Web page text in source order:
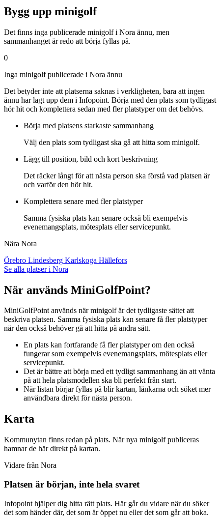
Bygg upp minigolf
Det finns inga publicerade minigolf i Nora ännu, men
sammanhanget är redo att börja fyllas på.
0
Inga minigolf publicerade i Nora ännu
Det betyder inte att platserna saknas i verkligheten, bara att ingen
ännu har lagt upp dem i Infopoint. Börja med den plats som tydligast
hör hit och komplettera sedan med fler platstyper om det behövs.
Börja med platsens starkaste sammanhang
Välj den plats som tydligast ska gå att hitta som minigolf.
Lägg till position, bild och kort beskrivning
Det räcker långt för att nästa person ska förstå vad platsen är
och varför den hör hit.
Komplettera senare med fler platstyper
Samma fysiska plats kan senare också bli exempelvis
evenemangsplats, mötesplats eller servicepunkt.
Nära Nora
Örebro Lindesberg Karlskoga Hällefors
Se alla platser i Nora
När används MiniGolfPoint?
MiniGolfPoint används när minigolf är det tydligaste sättet att
beskriva platsen. Samma fysiska plats kan senare få fler platstyper
när den också behöver gå att hitta på andra sätt.
En plats kan fortfarande få fler platstyper om den också
fungerar som exempelvis evenemangsplats, mötesplats eller
servicepunkt.
Det är bättre att börja med ett tydligt sammanhang än att vänta
på att hela platsmodellen ska bli perfekt från start.
När listan börjar fyllas på blir kartan, länkarna och söket mer
användbara direkt för nästa person.
Karta
Kommunytan finns redan på plats. När nya minigolf publiceras
hamnar de här direkt på kartan.
Vidare från Nora
Platsen är början, inte hela svaret
Infopoint hjälper dig hitta rätt plats. Här går du vidare när du söker
det som händer där, det som är öppet nu eller det som går att boka.